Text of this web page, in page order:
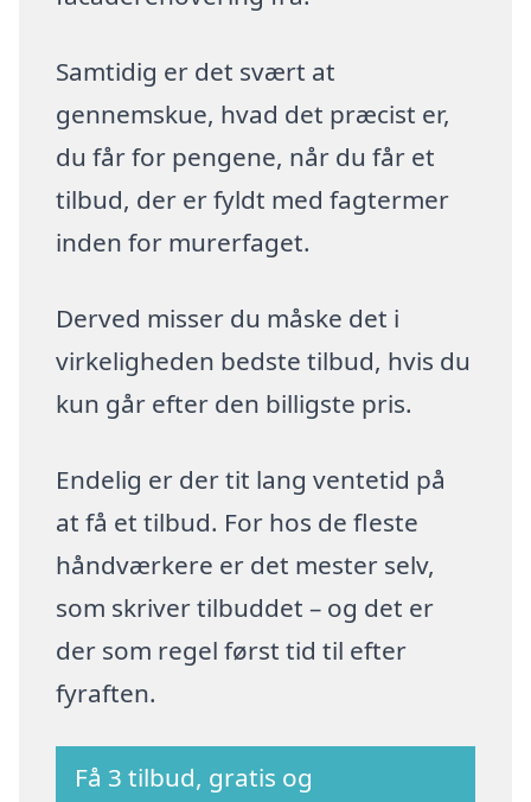
Samtidig er det svært at
gennemskue, hvad det præcist er,
du får for pengene, når du får et
tilbud, der er fyldt med fagtermer
inden for murerfaget.
Derved misser du måske det i
virkeligheden bedste tilbud, hvis du
kun går efter den billigste pris.
Endelig er der tit lang ventetid på
at få et tilbud. For hos de fleste
håndværkere er det mester selv,
som skriver tilbuddet – og det er
der som regel først tid til efter
fyraften.
Få 3 tilbud, gratis og